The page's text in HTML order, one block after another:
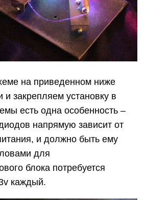
блока потребуется
каждый.